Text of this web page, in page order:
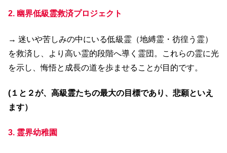
2. 幽界低級霊救済プロジェクト
→ 迷いや苦しみの中にいる低級霊（地縛霊・彷徨う霊）
を救済し、より高い霊的段階へ導く霊団。これらの霊に光
を示し、悔悟と成長の道を歩ませることが目的です。
(１と２が、高級霊たちの最大の目標であり、悲願といえ
ます）
3. 霊界幼稚園